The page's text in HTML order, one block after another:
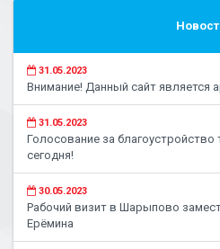
31.05.2023
Внимание! Данный сайт является
31.05.2023
Голосование за
сегодня!
30.05.2023
Рабочий визит в Шарыпово
Ерёмина